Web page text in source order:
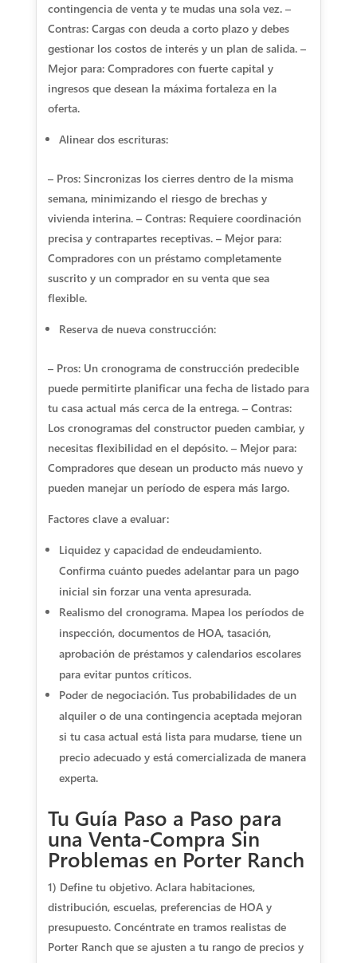
contingencia de venta y te mudas una sola vez. –
Contras: Cargas con deuda a corto plazo y debes
gestionar los costos de interés y un plan de salida. –
Mejor para: Compradores con fuerte capital y
ingresos que desean la máxima fortaleza en la
oferta.
Alinear dos escrituras:
– Pros: Sincronizas los cierres dentro de la misma
semana, minimizando el riesgo de brechas y
vivienda interina. – Contras: Requiere coordinación
precisa y contrapartes receptivas. – Mejor para:
Compradores con un préstamo completamente
suscrito y un comprador en su venta que sea
flexible.
Reserva de nueva construcción:
– Pros: Un cronograma de construcción predecible
puede permitirte planificar una fecha de listado para
tu casa actual más cerca de la entrega. – Contras:
Los cronogramas del constructor pueden cambiar, y
necesitas flexibilidad en el depósito. – Mejor para:
Compradores que desean un producto más nuevo y
pueden manejar un período de espera más largo.
Factores clave a evaluar:
Liquidez y capacidad de endeudamiento.
Confirma cuánto puedes adelantar para un pago
inicial sin forzar una venta apresurada.
Realismo del cronograma. Mapea los períodos de
inspección, documentos de HOA, tasación,
aprobación de préstamos y calendarios escolares
para evitar puntos críticos.
Poder de negociación. Tus probabilidades de un
alquiler o de una contingencia aceptada mejoran
si tu casa actual está lista para mudarse, tiene un
precio adecuado y está comercializada de manera
experta.
Tu Guía Paso a Paso para
una Venta-Compra Sin
Problemas en Porter Ranch
1) Define tu objetivo. Aclara habitaciones,
distribución, escuelas, preferencias de HOA y
presupuesto. Concéntrate en tramos realistas de
Porter Ranch que se ajusten a tu rango de precios y